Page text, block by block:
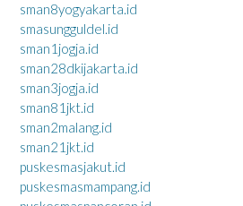
sman8yogyakarta.id
smasungguldel.id
sman1jogja.id
sman28dkijakarta.id
sman3jogja.id
sman81jkt.id
sman2malang.id
sman21jkt.id
puskesmasjakut.id
puskesmasmampang.id